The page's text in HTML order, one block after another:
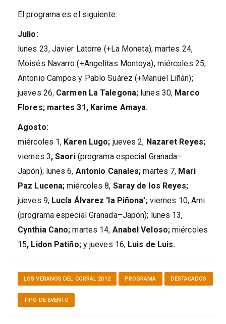
El programa es el siguiente:
Julio:
lunes 23, Javier Latorre (+La Moneta); martes 24,
Moisés Navarro (+Angelitas Montoya); miércoles 25,
Antonio Campos y Pablo Suárez (+Manuel Liñán);
jueves 26, Carmen La Talegona; lunes 30, Marco
Flores; martes 31, Karime Amaya.
Agosto:
miércoles 1, Karen Lugo; jueves 2, Nazaret Reyes;
viernes 3,Saori(programa especial Granada–
Japón); lunes 6, Antonio Canales; martes 7, Mari
Paz Lucena; miércoles 8, Saray de los Reyes;
jueves 9, Lucía Álvarez ‘la Piñona’;viernes 10, Ami
(programa especial Granada–Japón); lunes 13,
Cynthia Cano; martes 14, Anabel Veloso;miércoles
15, Lidon Patiño; y jueves 16, Luis de Luis.
LOS VERANOS DEL CORRAL 2012 PROGRAMA DESTACADOS
TIPO DE EVENTO